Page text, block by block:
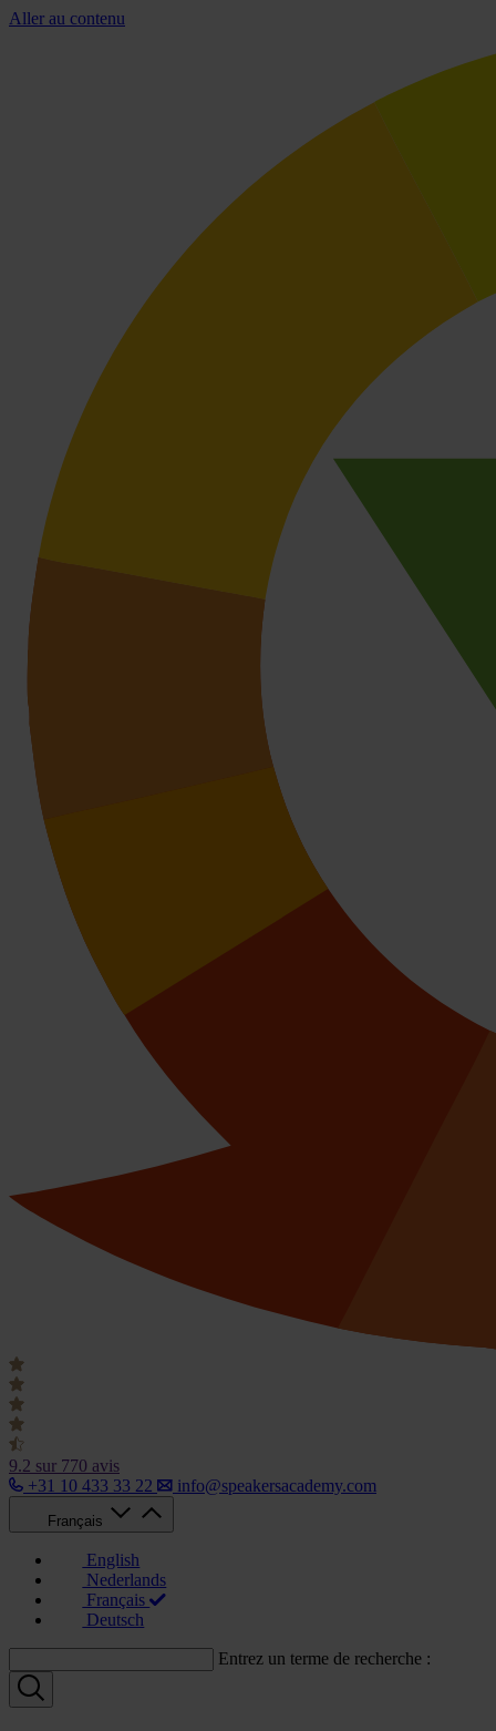
Aller au contenu
9.2 sur 770 avis
+31 10 433 33 22
info@speakersacademy.com
Français
English
Nederlands
Français
Deutsch
Entrez un terme de recherche :